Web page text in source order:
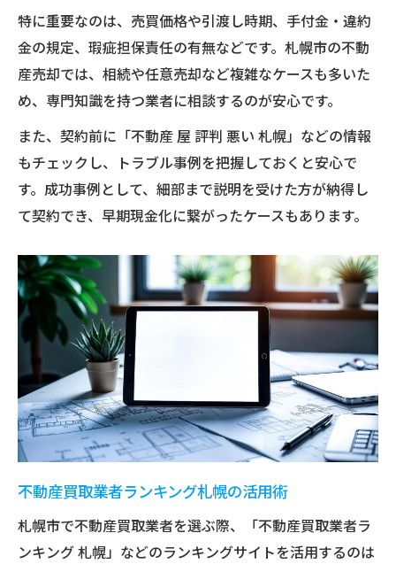
特に重要なのは、売買価格や引渡し時期、手付金・違約
金の規定、瑕疵担保責任の有無などです。札幌市の不動
産売却では、相続や任意売却など複雑なケースも多いた
め、専門知識を持つ業者に相談するのが安心です。
また、契約前に「不動産 屋 評判 悪い 札幌」などの情報
もチェックし、トラブル事例を把握しておくと安心で
す。成功事例として、細部まで説明を受けた方が納得し
て契約でき、早期現金化に繋がったケースもあります。
不動産買取業者ランキング札幌の活用術
札幌市で不動産買取業者を選ぶ際、「不動産買取業者ラ
ンキング 札幌」などのランキングサイトを活用するのは